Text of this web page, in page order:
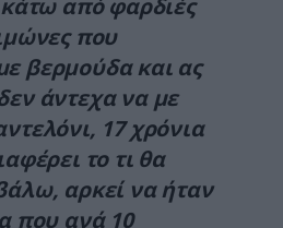
από φαρδιές
που
βερμούδα και ας
άντεχα να με
17 χρόνια
το τι θα
αρκεί να ήταν
που ανά 10